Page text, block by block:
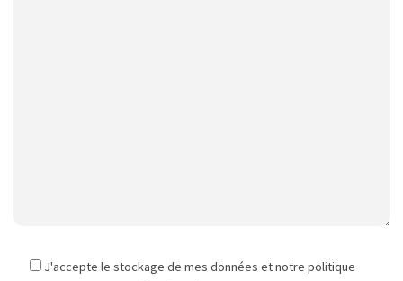
J'accepte le stockage de mes données et notre politique